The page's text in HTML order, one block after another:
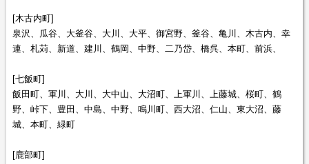
[木古内町]
泉沢、瓜谷、大釜谷、大川、大平、御宮野、釜谷、亀川、木古内、幸
連、札苅、新道、建川、鶴岡、中野、二乃岱、橋呉、本町、前浜、
[七飯町]
飯田町、軍川、大川、大中山、大沼町、上軍川、上藤城、桜町、鶴
野、峠下、豊田、中島、中野、鳴川町、西大沼、仁山、東大沼、藤
城、本町、緑町
[鹿部町]